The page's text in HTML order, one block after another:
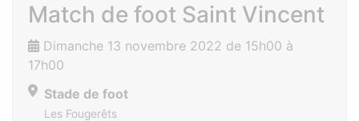
Match de foot Saint Vincent
Dimanche 13 novembre 2022 de 15h00 à
17h00
Stade de foot
Les Fougerêts